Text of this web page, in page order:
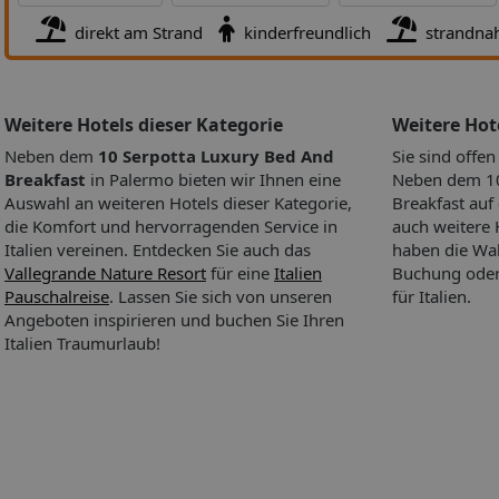
Güter für den täglichen Bedarf erwerben. Zur weiteren
Hotels zählt ein TV-Raum. Bei einer Anreise mit dem Auto
Gäste dieses in einer Garage oder auf dem Parkplatz parken.
Transferservice, ein Zimmerservice, ein Wäscheservice, ein
eine Münzwäscherei. Zur Unterstützung bei Geschäftstätigkeiten
Faxgerät verfügbar. Folgende Kreditkarten werden im Haus
American Express, Visa, Diners Club und MasterCard.
Das bietet Ihre Unterkunft
Check-in von: 14:00:00
Check-out bis: 11:00:00
Hoteleröffnung: 2011
Minimarkt
Zimmerservice
Gesamtanzahl der Stockwerke: 4
Gesamtanzahl der Zimmer: 3
Zahlungsarten: American Express, Diners Club, EC Maestro,
Mastercard, Visa
Landeskategorie: 2,5 Sterne
Essen & Trinken:Ein leckeres Frühstück schenkt Energie für den
Essen & Trinken
Frühstücksbuffet
direkt am Strand kinderfreundlich
Weitere Hotels dieser Kategorie
Neben dem 10 Serpotta Luxury Bed And
Breakfast in Palermo bieten wir Ihnen eine
Auswahl an weiteren Hotels dieser Kategorie,
die Komfort und hervorragenden Service in
Italien vereinen. Entdecken Sie auch das
Vallegrande Nature Resort für eine Italien
Pauschalreise. Lassen Sie sich von unseren
Angeboten inspirieren und buchen Sie Ihren
Italien Traumurlaub!
Weitere
Sie sind
Neben dem
Breakfast auf
auch weitere
haben die
Buchung
für Italien.